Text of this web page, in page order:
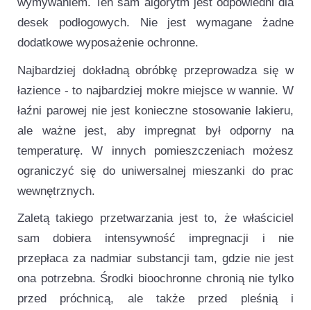
desek podłogowych. Nie jest wymagane żadne
dodatkowe wyposażenie ochronne.
Najbardziej dokładną obróbkę przeprowadza się w
łazience - to najbardziej mokre miejsce w wannie. W
łaźni parowej nie jest konieczne stosowanie lakieru,
ale ważne jest, aby impregnat był odporny na
temperaturę. W innych pomieszczeniach możesz
ograniczyć się do uniwersalnej mieszanki do prac
wewnętrznych.
Zaletą takiego przetwarzania jest to, że właściciel
sam dobiera intensywność impregnacji i nie
przepłaca za nadmiar substancji tam, gdzie nie jest
ona potrzebna. Środki bioochronne chronią nie tylko
przed próchnicą, ale także przed pleśnią i